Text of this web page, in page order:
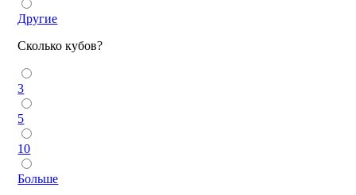
Другие
Сколько кубов?
3
5
10
Больше